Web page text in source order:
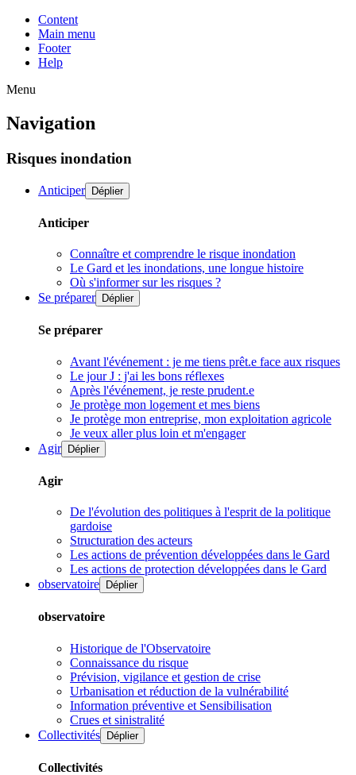
Content
Main menu
Footer
Help
Menu
Navigation
Risques inondation
Anticiper Déplier
Anticiper
Connaître et comprendre le risque inondation
Le Gard et les inondations, une longue histoire
Où s'informer sur les risques ?
Se préparer
Déplier
Se préparer
Avant l'événement : je me tiens prêt.e face aux risques
Le jour J : j'ai les bons réflexes
Après l'événement, je reste prudent.e
Je protège mon logement et mes biens
Je protège mon entreprise, mon exploitation agricole
Je veux aller plus loin et m'engager
Agir Déplier
Agir
De l'évolution des politiques à l'esprit de la politique
gardoise
Structuration des acteurs
Les actions de prévention développées dans le Gard
Les actions de protection développées dans le Gard
observatoire
Déplier
observatoire
Historique de l'Observatoire
Connaissance du risque
Prévision, vigilance et gestion de crise
Urbanisation et réduction de la vulnérabilité
Information préventive et Sensibilisation
Crues et sinistralité
Collectivités Déplier
Collectivités